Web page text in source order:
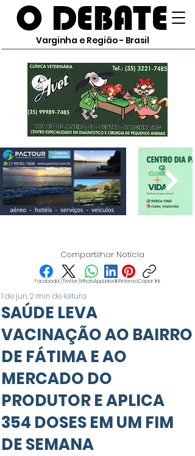
O DEBATE
Varginha e Região - Brasil
Compartilhar Notícia
FacebookX (Twitter)WhatsAppLinkedInPinterestCopiar link
SAÚDE LEVA
VACINAÇÃO AO BAIRRO
DE FÁTIMA E AO
MERCADO DO
PRODUTOR E APLICA
354 DOSES EM UM FIM
DE SEMANA
1 de jun.2 min de leitura